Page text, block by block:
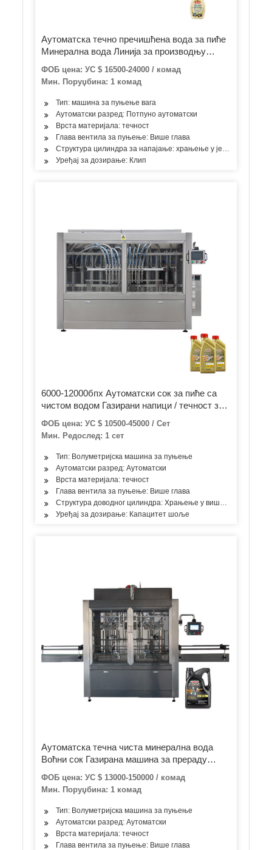
Аутоматска течно пречишћена вода за пиће
Минерална вода Линија за производњу
чисте воде машина за прање пуњења
машина за затварање
ФОБ цена: УС $ 16500-24000 / комад
Мин. Поруџбина: 1 комад
Тип: машина за пуњење вага
Аутоматски разред: Потпуно аутоматски
Врста материјала: течност
Глава вентила за пуњење: Више глава
Структура цилиндра за напајање: храњење у једној соби
Уређај за дозирање: Клип
6000-12000бпх Аутоматски сок за пиће са
чистом водом Газирани напици / течност за
сок / стакло / канта за прање Пуњење,
пуњење, затварање / флаширање, машина
за паковање
ФОБ цена: УС $ 10500-45000 / Сет
Мин. Редослед: 1 сет
Тип: Волуметријска машина за пуњење
Аутоматски разред: Аутоматски
Врста материјала: течност
Глава вентила за пуњење: Више глава
Структура доводног цилиндра: Храњење у више просторија
Уређај за дозирање: Капацитет шоље
Аутоматска течна чиста минерална вода
Воћни сок Газирана машина за прераду
безалкохолних напитака Машина за
флаширање кућних љубимаца / стаклених
флаша Машина за пуњење и пуњење
машина за затварање и паковање
ФОБ цена: УС $ 13000-150000 / комад
Мин. Поруџбина: 1 комад
Тип: Волуметријска машина за пуњење
Аутоматски разред: Аутоматски
Врста материјала: течност
Глава вентила за пуњење: Више глава